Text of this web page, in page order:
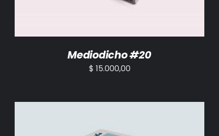
Mediodicho #20
$ 15.000,00